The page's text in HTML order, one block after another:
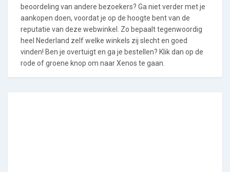
beoordeling van andere bezoekers? Ga niet verder met je
aankopen doen, voordat je op de hoogte bent van de
reputatie van deze webwinkel. Zo bepaalt tegenwoordig
heel Nederland zelf welke winkels zij slecht en goed
vinden! Ben je overtuigt en ga je bestellen? Klik dan op de
rode of groene knop om naar Xenos te gaan.